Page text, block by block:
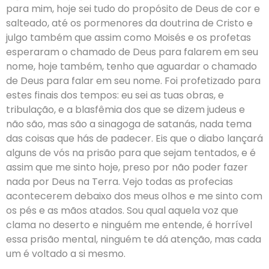
para mim, hoje sei tudo do propósito de Deus de cor e
salteado, até os pormenores da doutrina de Cristo e
julgo também que assim como Moisés e os profetas
esperaram o chamado de Deus para falarem em seu
nome, hoje também, tenho que aguardar o chamado
de Deus para falar em seu nome. Foi profetizado para
estes finais dos tempos: eu sei as tuas obras, e
tribulação, e a blasfêmia dos que se dizem judeus e
não são, mas são a sinagoga de satanás, nada tema
das coisas que hás de padecer. Eis que o diabo lançará
alguns de vós na prisão para que sejam tentados, e é
assim que me sinto hoje, preso por não poder fazer
nada por Deus na Terra. Vejo todas as profecias
acontecerem debaixo dos meus olhos e me sinto com
os pés e as mãos atados. Sou qual aquela voz que
clama no deserto e ninguém me entende, é horrível
essa prisão mental, ninguém te dá atenção, mas cada
um é voltado a si mesmo.